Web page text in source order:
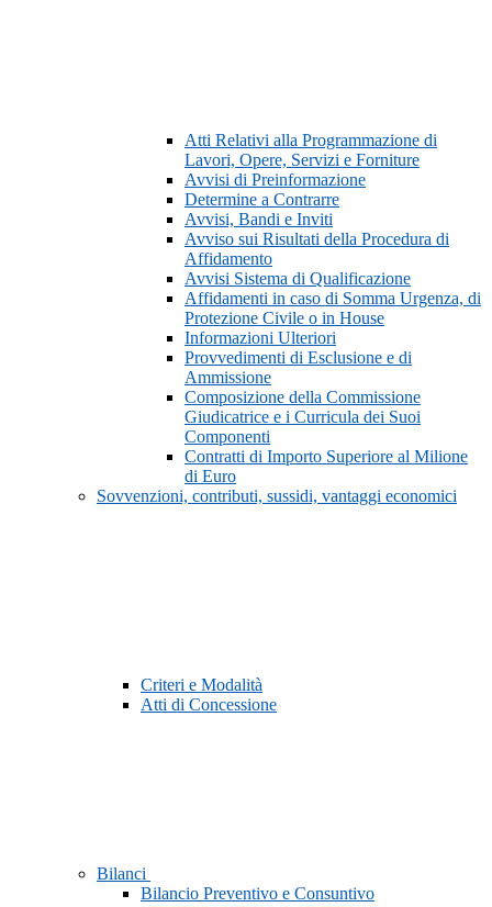
Atti Relativi alla Programmazione di
Lavori, Opere, Servizi e Forniture
Avvisi di Preinformazione
Determine a Contrarre
Avvisi, Bandi e Inviti
Avviso sui Risultati della Procedura di
Affidamento
Avvisi Sistema di Qualificazione
Affidamenti in caso di Somma Urgenza, di
Protezione Civile o in House
Informazioni Ulteriori
Provvedimenti di Esclusione e di
Ammissione
Composizione della Commissione
Giudicatrice e i Curricula dei Suoi
Componenti
Contratti di Importo Superiore al Milione
di Euro
Sovvenzioni, contributi, sussidi, vantaggi economici
Criteri e Modalità
Atti di Concessione
Bilanci
Bilancio Preventivo e Consuntivo